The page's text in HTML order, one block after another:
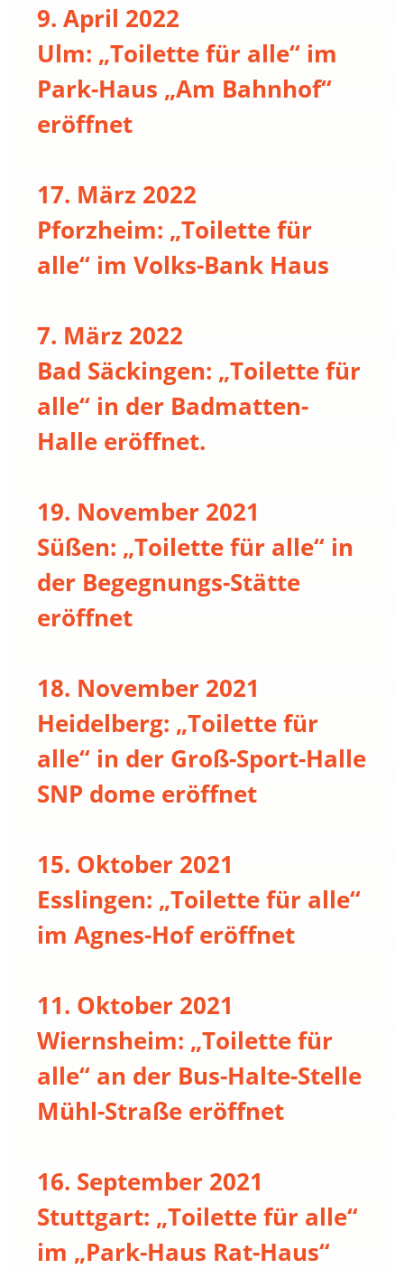
9. April 2022
Ulm: „Toilette für alle“ im
Park-Haus „Am Bahnhof“
eröffnet
17. März 2022
Pforzheim: „Toilette für
alle“ im Volks-Bank Haus
7. März 2022
Bad Säckingen: „Toilette für
alle“ in der Badmatten-
Halle eröffnet.
19. November 2021
Süßen: „Toilette für alle“ in
der Begegnungs-Stätte
eröffnet
18. November 2021
Heidelberg: „Toilette für
alle“ in der Groß-Sport-Halle
SNP dome eröffnet
15. Oktober 2021
Esslingen: „Toilette für alle“
im Agnes-Hof eröffnet
11. Oktober 2021
Wiernsheim: „Toilette für
alle“ an der Bus-Halte-Stelle
Mühl-Straße eröffnet
16. September 2021
Stuttgart: „Toilette für alle“
im „Park-Haus Rat-Haus“